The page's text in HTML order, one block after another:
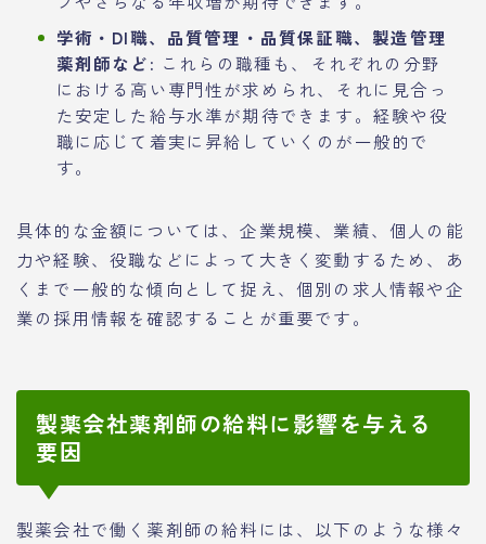
学術・DI職、品質管理・品質保証職、製造管理
薬剤師など: これらの職種も、それぞれの分野
における高い専門性が求められ、それに見合っ
た安定した給与水準が期待できます。経験や役
職に応じて着実に昇給していくのが一般的で
す。
具体的な金額については、企業規模、業績、個人の能
力や経験、役職などによって大きく変動するため、あ
くまで一般的な傾向として捉え、個別の求人情報や企
業の採用情報を確認することが重要です。
製薬会社薬剤師の給料に影響を与える
要因
製薬会社で働く薬剤師の給料には、以下のような様々